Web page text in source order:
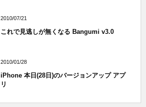
2010/07/21
これで見逃しが無くなる Bangumi v3.0
2010/01/28
iPhone 本日(28日)のバージョンアップ アプ
リ